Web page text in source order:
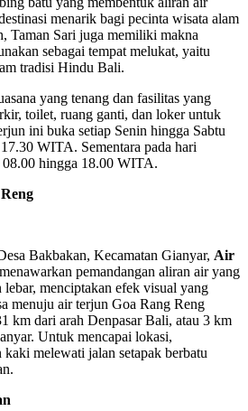
menarik bagi pecinta wisata alam
Taman Sari juga memiliki makna
sebagai tempat melukat, yaitu
tradisi Hindu Bali.
yang tenang dan fasilitas yang
toilet, ruang ganti, dan loker untuk
ini buka setiap Senin hingga Sabtu
WITA. Sementara pada hari
hingga 18.00 WITA.
Bakbakan, Kecamatan Gianyar, Air
menawarkan pemandangan aliran air yang
lebar, menciptakan efek visual yang
menuju air terjun Goa Rang Reng
km dari arah Denpasar Bali, atau 3 km
Untuk mencapai lokasi,
melewati jalan setapak berbatu